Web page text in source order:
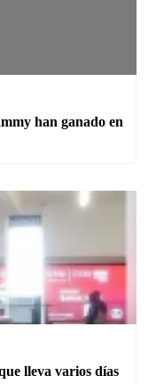
han ganado en
lleva varios días